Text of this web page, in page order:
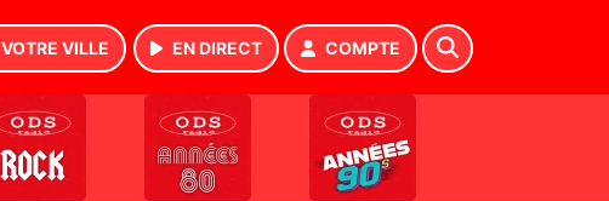
VOTRE VILLE EN DIRECT COMPTE